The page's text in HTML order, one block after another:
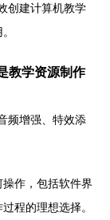
创建计算机教学
教学资源制作
频增强、特效添
操作，包括软件界
程的理想选择。